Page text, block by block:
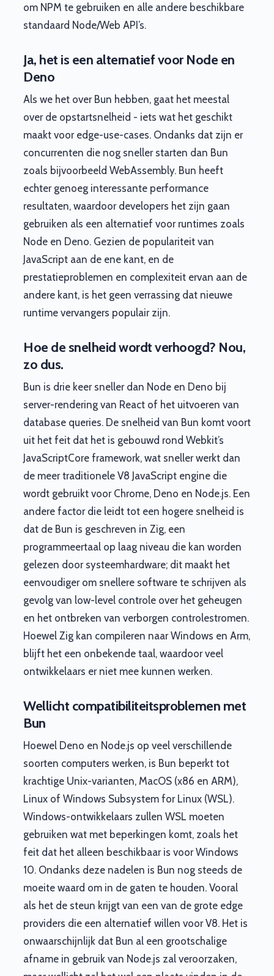
om NPM te gebruiken en alle andere beschikbare
standaard Node/Web API’s.
Ja, het is een alternatief voor Node en
Deno
Als we het over Bun hebben, gaat het meestal
over de opstartsnelheid - iets wat het geschikt
maakt voor edge-use-cases. Ondanks dat zijn er
concurrenten die nog sneller starten dan Bun
zoals bijvoorbeeld WebAssembly. Bun heeft
echter genoeg interessante performance
resultaten, waardoor developers het zijn gaan
gebruiken als een alternatief voor runtimes zoals
Node en Deno. Gezien de populariteit van
JavaScript aan de ene kant, en de
prestatieproblemen en complexiteit ervan aan de
andere kant, is het geen verrassing dat nieuwe
runtime vervangers populair zijn.
Hoe de snelheid wordt verhoogd? Nou,
zo dus.
Bun is drie keer sneller dan Node en Deno bij
server-rendering van React of het uitvoeren van
database queries. De snelheid van Bun komt voort
uit het feit dat het is gebouwd rond Webkit’s
JavaScriptCore framework, wat sneller werkt dan
de meer traditionele V8 JavaScript engine die
wordt gebruikt voor Chrome, Deno en Node.js. Een
andere factor die leidt tot een hogere snelheid is
dat de Bun is geschreven in Zig, een
programmeertaal op laag niveau die kan worden
gelezen door systeemhardware; dit maakt het
eenvoudiger om snellere software te schrijven als
gevolg van low-level controle over het geheugen
en het ontbreken van verborgen controlestromen.
Hoewel Zig kan compileren naar Windows en Arm,
blijft het een onbekende taal, waardoor veel
ontwikkelaars er niet mee kunnen werken.
Wellicht compatibiliteitsproblemen met
Bun
Hoewel Deno en Node.js op veel verschillende
soorten computers werken, is Bun beperkt tot
krachtige Unix-varianten, MacOS (x86 en ARM),
Linux of Windows Subsystem for Linux (WSL).
Windows-ontwikkelaars zullen WSL moeten
gebruiken wat met beperkingen komt, zoals het
feit dat het alleen beschikbaar is voor Windows
10. Ondanks deze nadelen is Bun nog steeds de
moeite waard om in de gaten te houden. Vooral
als het de steun krijgt van een van de grote edge
providers die een alternatief willen voor V8. Het is
onwaarschijnlijk dat Bun al een grootschalige
afname in gebruik van Node.js zal veroorzaken,